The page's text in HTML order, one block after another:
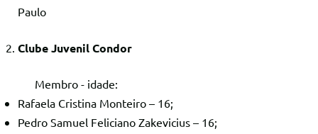
Paulo
Clube Juvenil Condor
Membro - idade:
Rafaela Cristina Monteiro – 16;
Pedro Samuel Feliciano Zakevicius – 16;